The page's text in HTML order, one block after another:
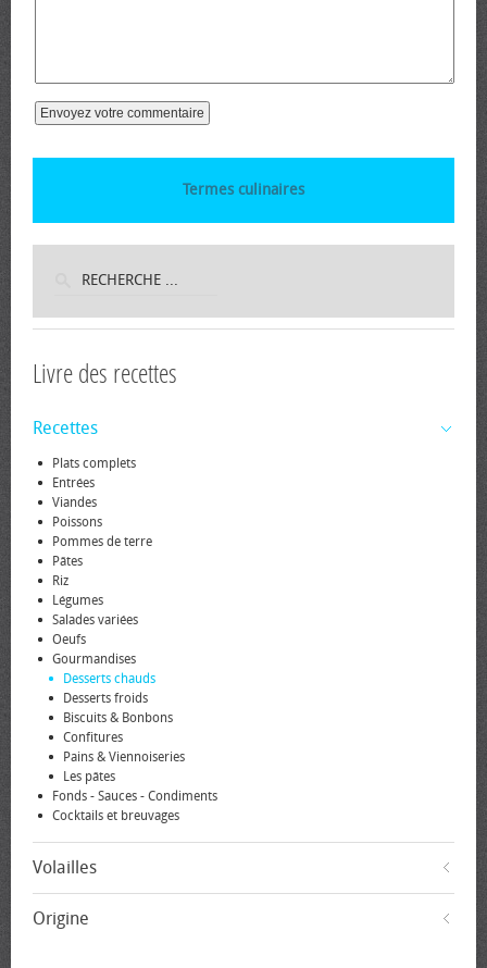
Termes culinaires
Livre des recettes
Recettes
Plats complets
Entrées
Viandes
Poissons
Pommes de terre
Pâtes
Riz
Légumes
Salades variées
Oeufs
Gourmandises
Desserts chauds
Desserts froids
Biscuits & Bonbons
Confitures
Pains & Viennoiseries
Les pâtes
Fonds - Sauces - Condiments
Cocktails et breuvages
Volailles
Origine